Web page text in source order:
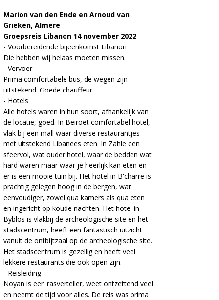
Marion van den Ende en Arnoud van
Grieken, Almere
Groepsreis Libanon 14 november 2022
- Voorbereidende bijeenkomst Libanon
Die hebben wij helaas moeten missen.
- Vervoer
Prima comfortabele bus, de wegen zijn
uitstekend. Goede chauffeur.
- Hotels
Alle hotels waren in hun soort, afhankelijk van
de locatie, goed. In Beiroet comfortabel hotel,
vlak bij een mall waar diverse restaurantjes
met uitstekend Libanees eten. In Zahle een
sfeervol, wat ouder hotel, waar de bedden wat
hard waren maar waar je heerlijk kan eten en
er is een mooie tuin bij. Het hotel in B'charre is
prachtig gelegen hoog in de bergen, wat
eenvoudiger, zowel qua kamers als qua eten
en ingericht op koude nachten. Het hotel in
Byblos is vlakbij de archeologische site en het
stadscentrum, heeft een fantastisch uitzicht
vanuit de ontbijtzaal op de archeologische site.
Het stadscentrum is gezellig en heeft veel
lekkere restaurants die ook open zijn.
- Reisleiding
Noyan is een rasverteller, weet ontzettend veel
en neemt de tijd voor alles. De reis was prima